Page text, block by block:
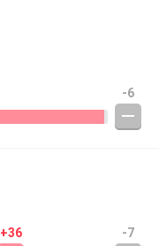
-6
+36 -7